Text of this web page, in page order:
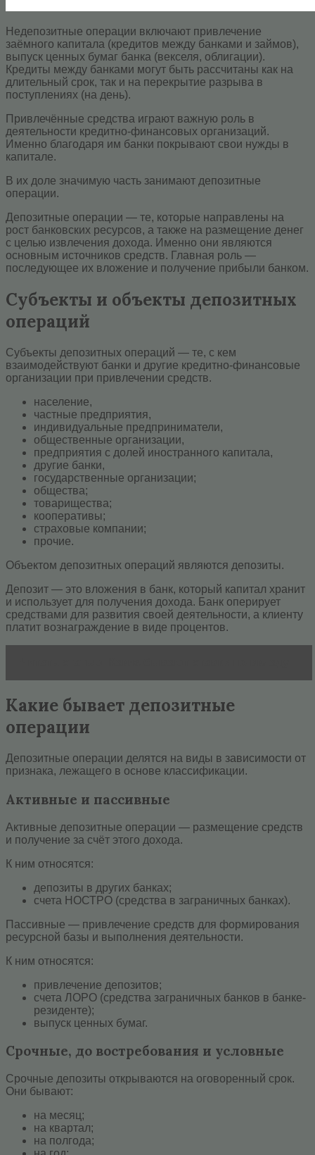
Недепозитные операции включают привлечение
заёмного капитала (кредитов между банками и займов),
выпуск ценных бумаг банка (векселя, облигации).
Кредиты между банками могут быть рассчитаны как на
длительный срок, так и на перекрытие разрыва в
поступлениях (на день).
Привлечённые средства играют важную роль в
деятельности кредитно-финансовых организаций.
Именно благодаря им банки покрывают свои нужды в
капитале.
В их доле значимую часть занимают депозитные
операции.
Депозитные операции — те, которые направлены на
рост банковских ресурсов, а также на размещение денег
с целью извлечения дохода. Именно они являются
основным источников средств. Главная роль —
последующее их вложение и получение прибыли банком.
Субъекты и объекты депозитных
операций
Субъекты депозитных операций — те, с кем
взаимодействуют банки и другие кредитно-финансовые
организации при привлечении средств.
население,
частные предприятия,
индивидуальные предприниматели,
общественные организации,
предприятия с долей иностранного капитала,
другие банки,
государственные организации;
общества;
товарищества;
кооперативы;
страховые компании;
прочие.
Объектом депозитных операций являются депозиты.
Депозит — это вложения в банк, который капитал хранит
и использует для получения дохода. Банк оперирует
средствами для развития своей деятельности, а клиенту
платит вознаграждение в виде процентов.
Какие бывает депозитные
операции
Депозитные операции делятся на виды в зависимости от
признака, лежащего в основе классификации.
Активные и пассивные
Активные депозитные операции — размещение средств
и получение за счёт этого дохода.
К ним относятся:
депозиты в других банках;
счета НОСТРО (средства в заграничных банках).
Пассивные — привлечение средств для формирования
ресурсной базы и выполнения деятельности.
К ним относятся:
привлечение депозитов;
счета ЛОРО (средства заграничных банков в банке-
резиденте);
выпуск ценных бумаг.
Срочные, до востребования и условные
Срочные депозиты открываются на оговоренный срок.
Они бывают:
на месяц;
на квартал;
на полгода;